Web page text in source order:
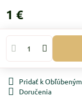
1 €
Pridať k Obľúbeným
Doručenia